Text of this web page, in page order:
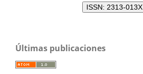
ISSN: 2313-013X
Últimas publicaciones